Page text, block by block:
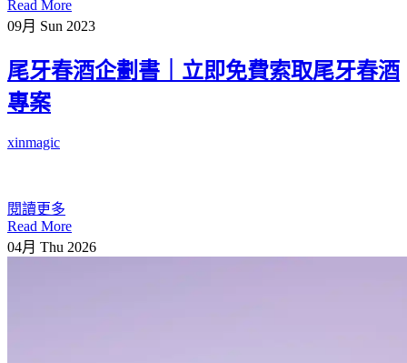
Read More
09月 Sun 2023
尾牙春酒企劃書｜立即免費索取尾牙春酒
專案
xinmagic
閱讀更多
Read More
04月 Thu 2026